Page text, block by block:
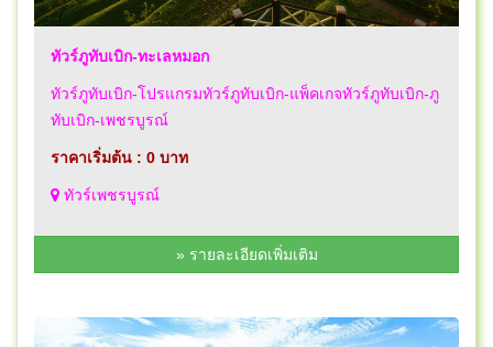
ทัวร์ภูทับเบิก-ทะเลหมอก
ทัวร์ภูทับเบิก-โปรแกรมทัวร์ภูทับเบิก-แพ็คเกจทัวร์ภูทับเบิก-ภู
ทับเบิก-เพชรบูรณ์
ราคาเริ่มต้น : 0 บาท
ทัวร์เพชรบูรณ์
» รายละเอียดเพิ่มเติม